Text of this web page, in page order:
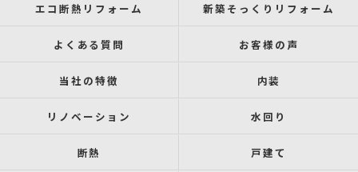
エコ断熱リフォーム 新築そっくりリフォーム
よくある質問 お客様の声
当社の特徴 内装
リノベーション 水回り
断熱 戸建て